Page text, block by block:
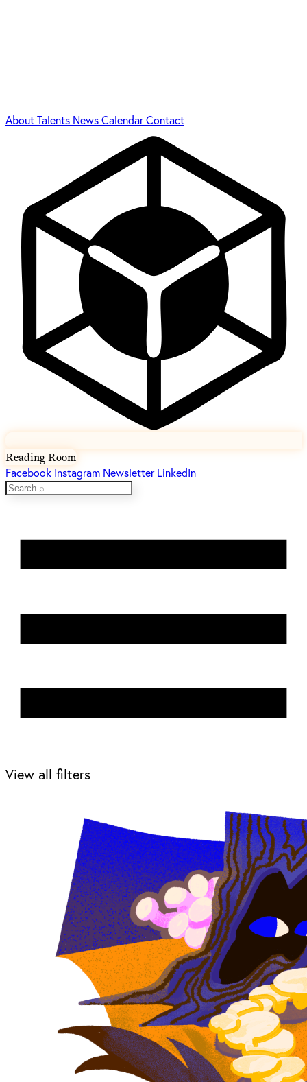
AboutTalents NewsCalendarContact
Reading Room
Facebook Instagram Newsletter LinkedIn
View all filters